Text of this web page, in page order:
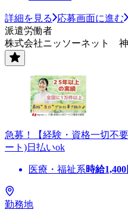
詳細を見る
応募画面に進む
派遣労働者
株式会社ニッソーネット 神
急募！【経験・資格一切不
ート)日払いok
医療・福祉系時給1,400
勤務地